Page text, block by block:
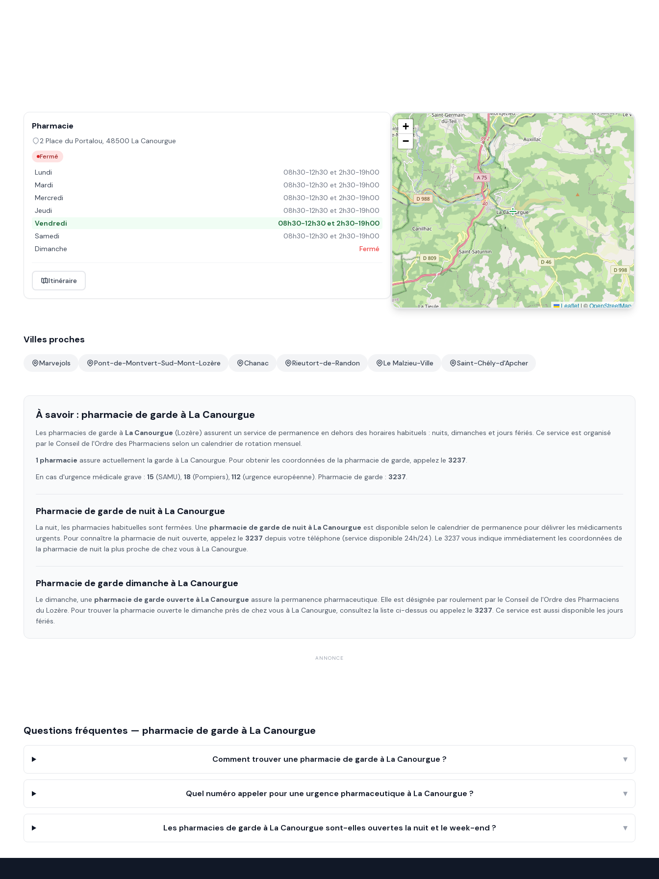
Pharmacie
2 Place du Portalou, 48500 La Canourgue
Fermé
Lundi
08h30-12h30 et 2h30-19h00
Mardi
08h30-12h30 et 2h30-19h00
Mercredi
08h30-12h30 et 2h30-19h00
Jeudi
08h30-12h30 et 2h30-19h00
Vendredi
08h30-12h30 et 2h30-19h00
Samedi
08h30-12h30 et 2h30-19h00
Dimanche
Fermé
Itinéraire
+
−
Leaflet | ©OpenStreetMap
Villes proches
Marvejols Pont-de-Montvert-Sud-Mont-Lozère Chanac Rieutort-de-Randon Le Malzieu-Ville Saint-Chély-d'Apcher
À savoir : pharmacie de garde à La Canourgue
Les pharmacies de garde à La Canourgue (Lozère) assurent un service de permanence en dehors des horaires habituels : nuits, dimanches et jours fériés. Ce service est organisé
par le Conseil de l'Ordre des Pharmaciens selon un calendrier de rotation mensuel.
1 pharmacie assure actuellement la garde à La Canourgue. Pour obtenir les coordonnées de la pharmacie de garde, appelez le 3237.
En cas d'urgence médicale grave : 15 (SAMU), 18 (Pompiers), 112 (urgence européenne). Pharmacie de garde : 3237.
Pharmacie de garde de nuit à La Canourgue
La nuit, les pharmacies habituelles sont fermées. Une pharmacie de garde de nuit à La Canourgue est disponible selon le calendrier de permanence pour délivrer les médicaments
urgents. Pour connaître la pharmacie de nuit ouverte, appelez le 3237 depuis votre téléphone (service disponible 24h/24). Le 3237 vous indique immédiatement les coordonnées de
la pharmacie de nuit la plus proche de chez vous à La Canourgue.
Pharmacie de garde dimanche à La Canourgue
Le dimanche, une pharmacie de garde ouverte à La Canourgue assure la permanence pharmaceutique. Elle est désignée par roulement par le Conseil de l'Ordre des Pharmaciens
du Lozère. Pour trouver la pharmacie ouverte le dimanche près de chez vous à La Canourgue, consultez la liste ci-dessus ou appelez le 3237. Ce service est aussi disponible les jours
fériés.
ANNONCE
Questions fréquentes — pharmacie de garde à La Canourgue
Comment trouver une pharmacie de garde à La Canourgue ? ▾
Quel numéro appeler pour une urgence pharmaceutique à La Canourgue ? ▾
Les pharmacies de garde à La Canourgue sont-elles ouvertes la nuit et le week-end ? ▾